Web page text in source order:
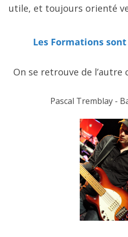
utile, et toujours orienté
Les Formations
On se retrouve de l’autre
Pascal Tremblay -